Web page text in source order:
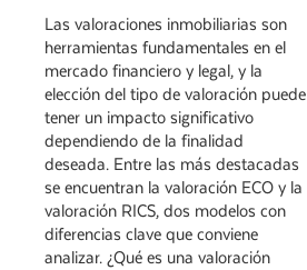
Las valoraciones inmobiliarias son
herramientas fundamentales en el
mercado financiero y legal, y la
elección del tipo de valoración puede
tener un impacto significativo
dependiendo de la finalidad
deseada. Entre las más destacadas
se encuentran la valoración ECO y la
valoración RICS, dos modelos con
diferencias clave que conviene
analizar. ¿Qué es una valoración